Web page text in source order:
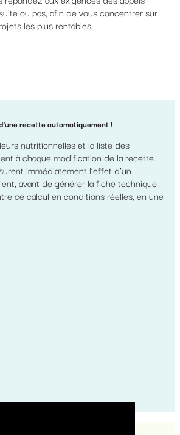
ou pas, afin de vous concentrer sur
les plus rentables.
recette automatiquement !
nutritionnelles et la liste des
à chaque modification de la recette.
immédiatement l’effet d’un
avant de générer la fiche technique
ce calcul en conditions réelles, en une